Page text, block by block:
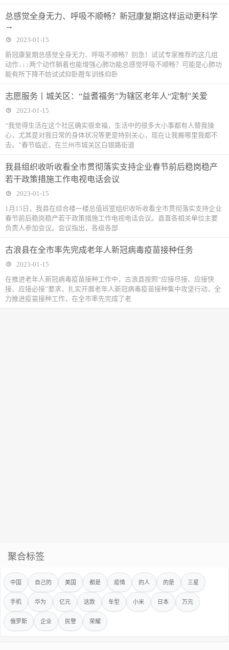
总感觉全身无力、呼吸不顺畅？新冠康复期这样运动更科学
→
2023-01-15
新冠康复期总感觉全身无力、呼吸不顺畅？别急！试试专家推荐的这几组
动作↓↓↓两个动作躺着也能增强心肺功能总感觉呼吸不顺畅？可能是心肺功
能有所下降不妨试试仰卧蹬车训练仰卧
志愿服务丨城关区：“益耆福务”为辖区老年人“定制”关爱
2023-01-15
“我觉得生活在这个社区确实很幸福，生活中的很多大小事都有人替我操
心，尤其是对我日常的身体状况等更是特别关心，现在让我搬哪里我都不
去。”春节临近，在兰州市城关区白银路街道
我县组织收听收看全市贯彻落实支持企业春节前后稳岗稳产
若干政策措施工作电视电话会议
2023-01-15
1月15日，我县在综合楼一楼总值班室组织收听收看全市贯彻落实支持企业
春节前后稳岗稳产若干政策措施工作电视电话会议。县直各相关单位主要
负责人参加会议。会议指出，各级各部
古浪县在全市率先完成老年人新冠病毒疫苗接种任务
2023-01-15
在推进老年人新冠病毒疫苗接种工作中，古浪县按照“应接尽接、应接快
接、应接必接”要求，扎实开展老年人新冠病毒疫苗接种集中攻坚行动，全
力推进疫苗接种工作，在全市率先完成了老
聚合标签
中国 自己的 美国 都是 疫情 的人 的是 三星
手机 华为 亿元 这款 车型 小米 日本 万元
俄罗斯 企业 民警 荣耀